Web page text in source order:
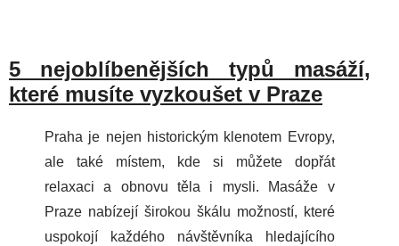
5 nejoblíbenějších typů masáží,
které musíte vyzkoušet v Praze
Praha je nejen historickým klenotem Evropy,
ale také místem, kde si můžete dopřát
relaxaci a obnovu těla i mysli. Masáže v
Praze nabízejí širokou škálu možností, které
uspokojí každého návštěvníka hledajícího